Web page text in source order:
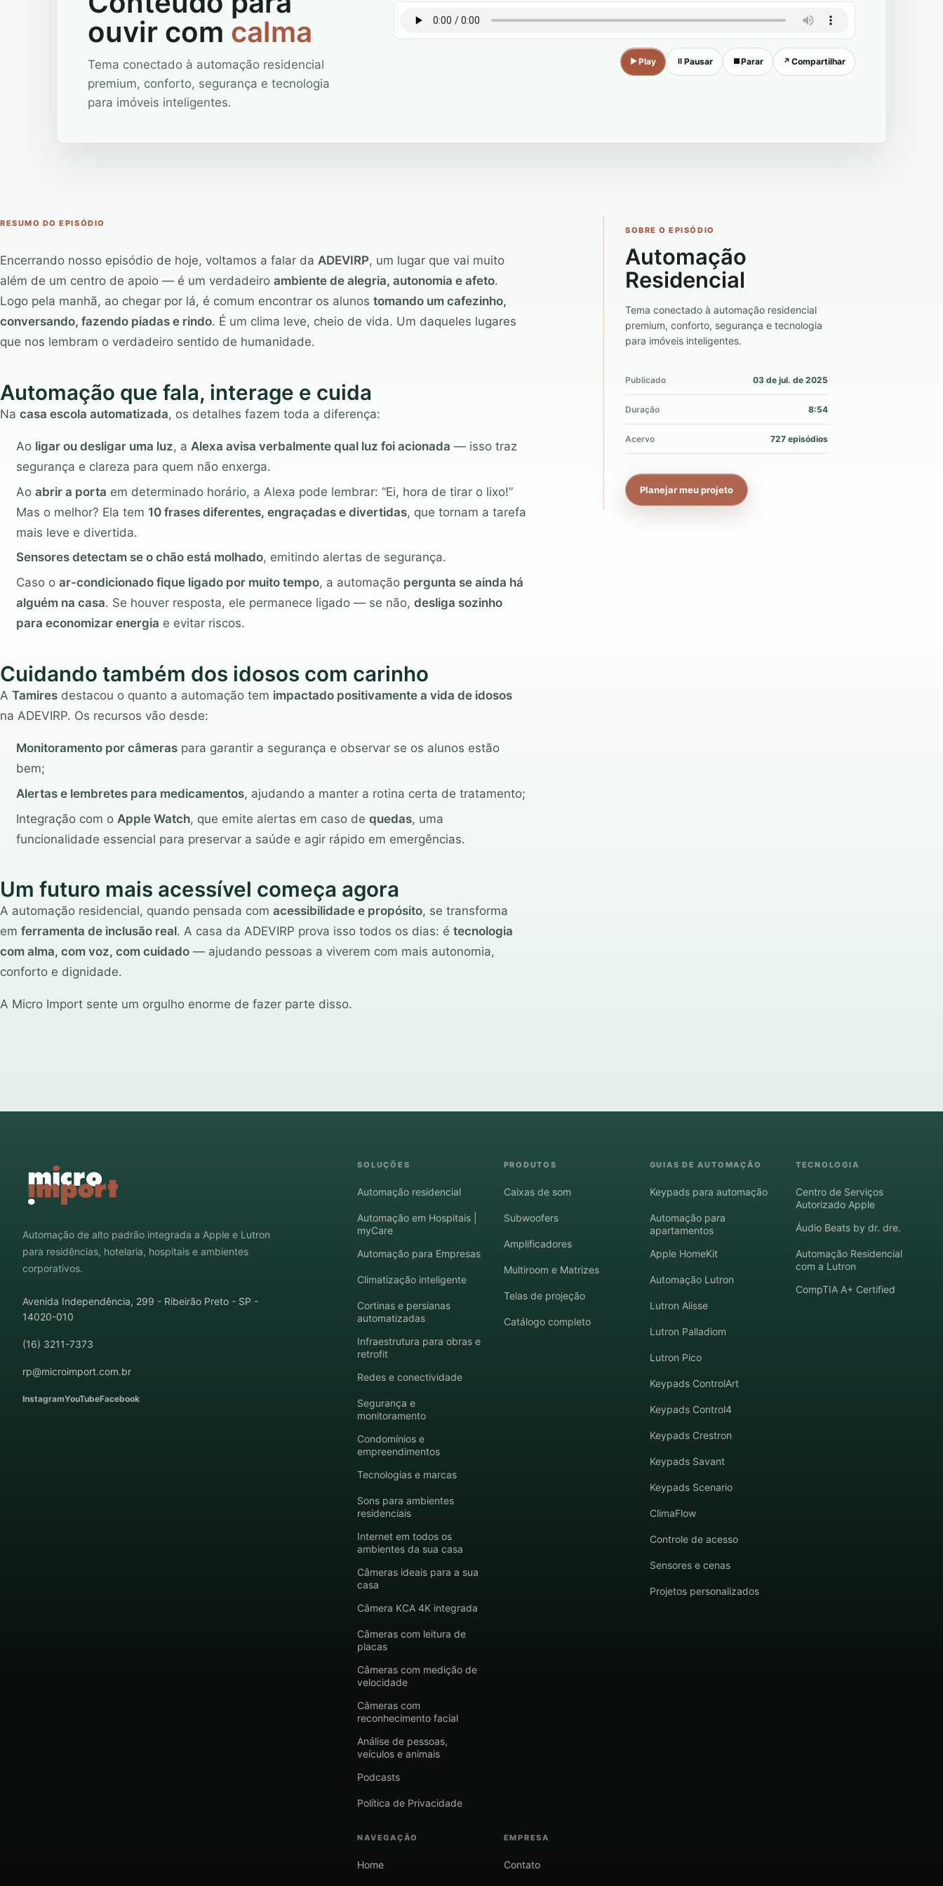
ouvir com calma
Tema conectado à automação residencial
premium, conforto, segurança e tecnologia
para imóveis inteligentes.
▶Play Ⅱ Pausar ■Parar ↗ Compartilhar
RESUMO DO EPISÓDIO
Encerrando nosso episódio de hoje, voltamos a falar da ADEVIRP, um lugar que vai muito
além de um centro de apoio — é um verdadeiro ambiente de alegria, autonomia e afeto.
Logo pela manhã, ao chegar por lá, é comum encontrar os alunos tomando um cafezinho,
conversando, fazendo piadas e rindo. É um clima leve, cheio de vida. Um daqueles lugares
que nos lembram o verdadeiro sentido de humanidade.
Automação que fala, interage e cuida
Na casa escola automatizada, os detalhes fazem toda a diferença:
Ao ligar ou desligar uma luz, a Alexa avisa verbalmente qual luz foi acionada — isso traz
segurança e clareza para quem não enxerga.
Ao abrir a porta em determinado horário, a Alexa pode lembrar: “Ei, hora de tirar o lixo!”
Mas o melhor? Ela tem 10 frases diferentes, engraçadas e divertidas, que tornam a tarefa
mais leve e divertida.
Sensores detectam se o chão está molhado, emitindo alertas de segurança.
Caso o ar-condicionado fique ligado por muito tempo, a automação pergunta se ainda há
alguém na casa. Se houver resposta, ele permanece ligado — se não, desliga sozinho
para economizar energia e evitar riscos.
Cuidando também dos idosos com carinho
A Tamires destacou o quanto a automação tem impactado positivamente a vida de idosos
na ADEVIRP. Os recursos vão desde:
Monitoramento por câmeraspara garantir a segurança e observar se os alunos estão
bem;
Alertas e lembretes para medicamentos, ajudando a manter a rotina certa de tratamento;
Integração com o Apple Watch, que emite alertas em caso de quedas, uma
funcionalidade essencial para preservar a saúde e agir rápido em emergências.
Um futuro mais acessível começa agora
A automação residencial, quando pensada com acessibilidade e propósito, se transforma
em ferramenta de inclusão real. A casa da ADEVIRP prova isso todos os dias: é tecnologia
com alma, com voz, com cuidado — ajudando pessoas a viverem com mais autonomia,
conforto e dignidade.
A Micro Import sente um orgulho enorme de fazer parte disso.
SOBRE O EPISÓDIO
Automação
Residencial
Tema conectado à automação residencial
premium, conforto, segurança e tecnologia
para imóveis inteligentes.
Publicado 03 de jul. de 2025
Duração 8:54
Acervo 727 episódios
Planejar meu projeto
Automação de alto padrão integrada a Apple e Lutron
para residências, hotelaria, hospitais e ambientes
corporativos.
Avenida Independência, 299 - Ribeirão Preto - SP -
14020-010
(16) 3211-7373
rp@microimport.com.br
InstagramYouTubeFacebook
SOLUÇÕES
Automação residencial
Automação em Hospitais |
myCare
Automação para Empresas
Climatização inteligente
Cortinas e persianas
automatizadas
Infraestrutura para obras e
retrofit
Redes e conectividade
Segurança e
monitoramento
Condomínios e
empreendimentos
Tecnologias e marcas
Sons para ambientes
residenciais
Internet em todos os
ambientes da sua casa
Câmeras ideais para a sua
casa
Câmera KCA 4K integrada
Câmeras com leitura de
placas
Câmeras com medição de
velocidade
Câmeras com
reconhecimento facial
Análise de pessoas,
veículos e animais
Podcasts
Política de Privacidade
PRODUTOS
Caixas de som
Subwoofers
Amplificadores
Multiroom e Matrizes
Telas de projeção
Catálogo completo
GUIAS DE AUTOMAÇÃO
Keypads para automação
Automação para
apartamentos
Apple HomeKit
Automação Lutron
Lutron Alisse
Lutron Palladiom
Lutron Pico
Keypads ControlArt
Keypads Control4
Keypads Crestron
Keypads Savant
Keypads Scenario
ClimaFlow
Controle de acesso
Sensores e cenas
Projetos personalizados
TECNOLOGIA
Centro de Serviços
Autorizado Apple
Áudio Beats by dr. dre.
Automação Residencial
com a Lutron
CompTIA A+ Certified
NAVEGAÇÃO
Home
EMPRESA
Contato